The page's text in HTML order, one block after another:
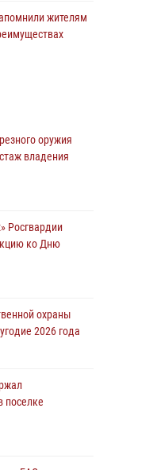
жителям
тыла с
мировой войне
проведения
оружия
оружия
владения
Росгвардии
ко Дню
охраны
2026 года
поселке